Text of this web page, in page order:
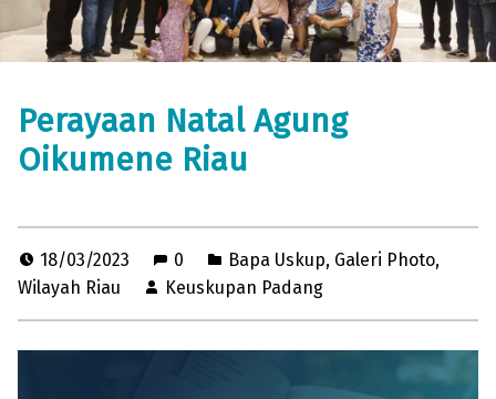
Perayaan Natal Agung
Oikumene Riau
18/03/2023 0 Bapa Uskup, Galeri Photo,
Wilayah Riau
Keuskupan Padang